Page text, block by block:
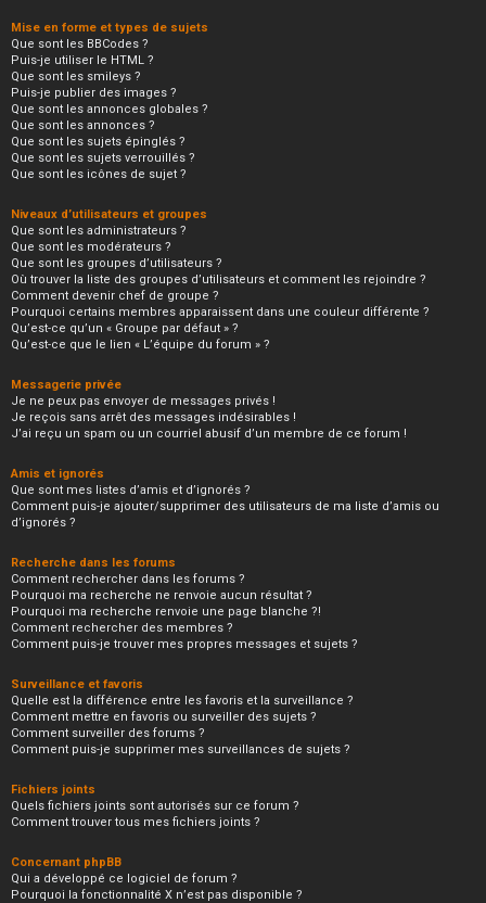
Mise en forme et types de sujets
Que sont les BBCodes ?
Puis-je utiliser le HTML ?
Que sont les smileys ?
Puis-je publier des images ?
Que sont les annonces globales ?
Que sont les annonces ?
Que sont les sujets épinglés ?
Que sont les sujets verrouillés ?
Que sont les icônes de sujet ?
Niveaux d’utilisateurs et groupes
Que sont les administrateurs ?
Que sont les modérateurs ?
Que sont les groupes d’utilisateurs ?
Où trouver la liste des groupes d’utilisateurs et comment les rejoindre ?
Comment devenir chef de groupe ?
Pourquoi certains membres apparaissent dans une couleur différente ?
Qu’est-ce qu’un « Groupe par défaut » ?
Qu’est-ce que le lien « L’équipe du forum » ?
Messagerie privée
Je ne peux pas envoyer de messages privés !
Je reçois sans arrêt des messages indésirables !
J’ai reçu un spam ou un courriel abusif d’un membre de ce forum !
Amis et ignorés
Que sont mes listes d’amis et d’ignorés ?
Comment puis-je ajouter/supprimer des utilisateurs de ma liste d’amis ou
d’ignorés ?
Recherche dans les forums
Comment rechercher dans les forums ?
Pourquoi ma recherche ne renvoie aucun résultat ?
Pourquoi ma recherche renvoie une page blanche ?!
Comment rechercher des membres ?
Comment puis-je trouver mes propres messages et sujets ?
Surveillance et favoris
Quelle est la différence entre les favoris et la surveillance ?
Comment mettre en favoris ou surveiller des sujets ?
Comment surveiller des forums ?
Comment puis-je supprimer mes surveillances de sujets ?
Fichiers joints
Quels fichiers joints sont autorisés sur ce forum ?
Comment trouver tous mes fichiers joints ?
Concernant phpBB
Qui a développé ce logiciel de forum ?
Pourquoi la fonctionnalité X n’est pas disponible ?